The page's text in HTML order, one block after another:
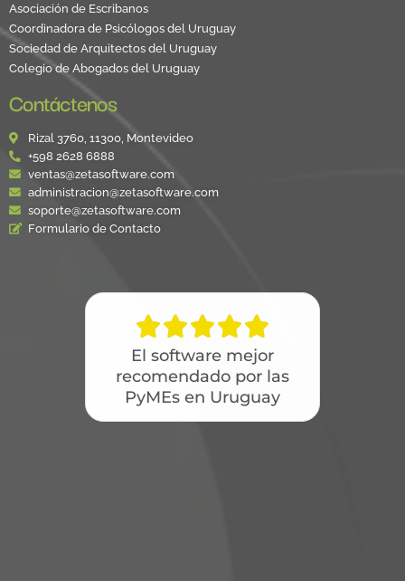
Asociación de Escribanos
Coordinadora de Psicólogos del Uruguay
Sociedad de Arquitectos del Uruguay
Colegio de Abogados del Uruguay
Contáctenos
Rizal 3760, 11300, Montevideo
+598 2628 6888
ventas@zetasoftware.com
administracion@zetasoftware.com
soporte@zetasoftware.com
Formulario de Contacto

El software mejor
recomendado por las
PyMEs en Uruguay